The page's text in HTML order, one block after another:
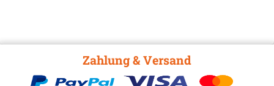
Zahlung & Versand